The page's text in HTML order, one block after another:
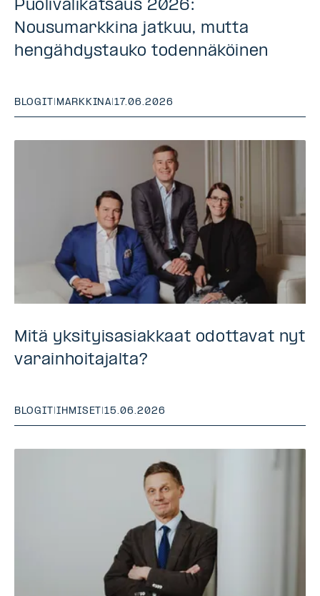
Puolivälikatsaus 2026:
Nousumarkkina jatkuu, mutta
hengähdystauko todennäköinen
BLOGIT MARKKINA |17.06.2026
Mitä yksityisasiakkaat odottavat nyt
varainhoitajalta?
BLOGIT |IHMISET |15.06.2026